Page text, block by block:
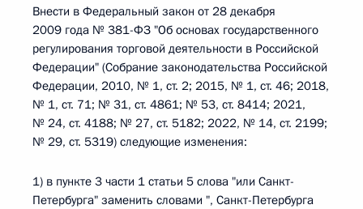
Внести в Федеральный закон от 28 декабря
2009 года № 381-ФЗ "Об основах государственного
регулирования торговой деятельности в Российской
Федерации" (Собрание законодательства Российской
Федерации, 2010, № 1, ст. 2; 2015, № 1, ст. 46; 2018,
№ 1, ст. 71; № 31, ст. 4861; № 53, ст. 8414; 2021,
№ 24, ст. 4188; № 27, ст. 5182; 2022, № 14, ст. 2199;
№ 29, ст. 5319) следующие изменения:
1) в пункте 3 части 1 статьи 5 слова "или Санкт-
Петербурга" заменить словами ", Санкт-Петербурга